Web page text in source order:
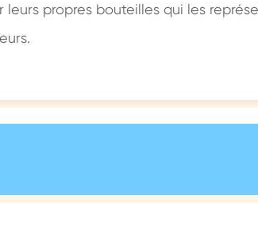
propres bouteilles qui les